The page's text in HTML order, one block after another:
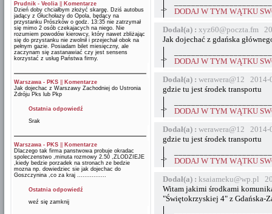
Prudnik - Veolia
Komentarze
Dzień doby chciałbym złożyć skargę. Dziś autobus
jadący z Głuchołazy do Opola, będący na
przystanku Prószków o godz. 13:35 nie zatrzymał
się mimo 2 osób czekajacych na niego. Nie
rozumiem powodów kierowcy, który nawet zbliżając
się do przystanku nie zwolnił i przejechał obok na
pełnym gazie. Posiadam bilet miesięczny, ale
zaczynam się zastanawiać czy jest sensens
korzystać z usług Państwa firmy.
Warszawa - PKS
Komentarze
Jak dojechac z Warszawy Zachodniej do Ustronia
Zdróju Pks lub Pkp
Ostatnia odpowiedź
Srak
Warszawa - PKS
Komentarze
Dlaczego tak firma panstwowa probuje okradac
spoleczenstwo ,minuta rozmowy 2.50 ,ZLODZIEJE
,kiedy bedzie porzadek na stronach ze bedzie
mozna np. dowiedziec sie jak dojechac do
Goszczynina ,co za kraj ................
Ostatnia odpowiedź
weź się zamknij
->
DODAJ W TYM WĄTKU
Dodał(a) : xyz60@poczta.fm
Jak dojechać z gdańska
->
DODAJ W TYM WĄTKU
Dodał(a) : werawera@12
gdzie tu jest środek transportu
->
DODAJ W TYM WĄTKU
Dodał(a) : werawera@12
gdzie tu jest środek transportu
->
DODAJ W TYM WĄTKU
Dodał(a) : ksaiameku@wp.pl
Witam jakimi środkami
"Świętokrzyskiej 4" z Gdańska-